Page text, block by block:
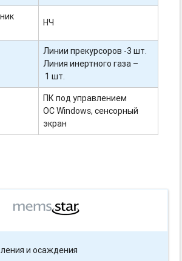
НЧ
Линии прекурсоров -3 шт.
Линия инертного газа –
1 шт.
ПК под управлением
ОС Windows, сенсорный
экран
и осаждения